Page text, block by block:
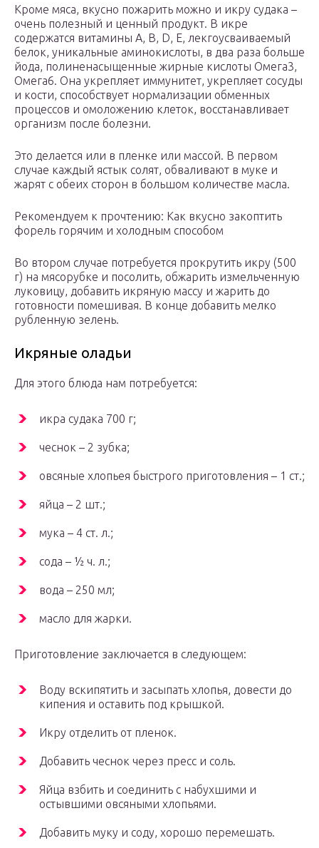
Кроме мяса, вкусно пожарить можно и икру судака –
очень полезный и ценный продукт. В икре
содержатся витамины A, B, D, E, лекгоусваиваемый
белок, уникальные аминокислоты, в два раза больше
йода, полиненасыщенные жирные кислоты Омега3,
Омега6. Она укрепляет иммунитет, укрепляет сосуды
и кости, способствует нормализации обменных
процессов и омоложению клеток, восстанавливает
организм после болезни.
Это делается или в пленке или массой. В первом
случае каждый ястык солят, обваливают в муке и
жарят с обеих сторон в большом количестве масла.
Рекомендуем к прочтению: Как вкусно закоптить
форель горячим и холодным способом
Во втором случае потребуется прокрутить икру (500
г) на мясорубке и посолить, обжарить измельченную
луковицу, добавить икряную массу и жарить до
готовности помешивая. В конце добавить мелко
рубленную зелень.
Икряные оладьи
Для этого блюда нам потребуется:
икра судака 700 г;
чеснок – 2 зубка;
овсяные хлопьея быстрого приготовления – 1 ст.;
яйца – 2 шт.;
мука – 4 ст. л.;
сода – ½ ч. л.;
вода – 250 мл;
масло для жарки.
Приготовление заключается в следующем:
Воду вскипятить и засыпать хлопья, довести до
кипения и оставить под крышкой.
Икру отделить от пленок.
Добавить чеснок через пресс и соль.
Яйца взбить и соединить с набухшими и
остывшими овсяными хлопьями.
Добавить муку и соду, хорошо перемешать.